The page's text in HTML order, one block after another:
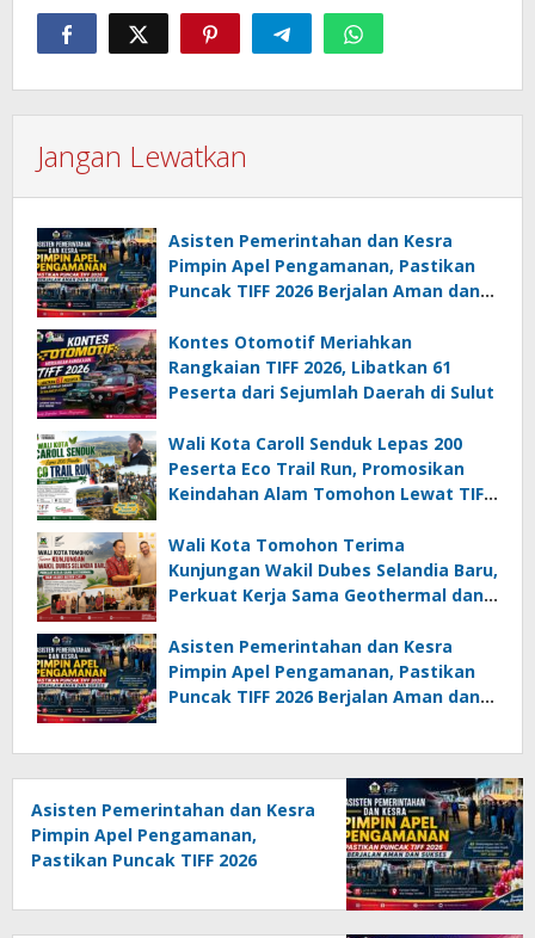
Jangan Lewatkan
Asisten Pemerintahan dan Kesra
Pimpin Apel Pengamanan, Pastikan
Puncak TIFF 2026 Berjalan Aman dan
Kontes Otomotif Meriahkan
Rangkaian TIFF 2026, Libatkan 61
Peserta dari Sejumlah Daerah di Sulut
Wali Kota Caroll Senduk Lepas 200
Peserta Eco Trail Run, Promosikan
Keindahan Alam Tomohon Lewat TIFF
Wali Kota Tomohon Terima
Kunjungan Wakil Dubes Selandia Baru,
Perkuat Kerja Sama Geothermal dan
Asisten Pemerintahan dan Kesra
Pimpin Apel Pengamanan, Pastikan
Puncak TIFF 2026 Berjalan Aman dan
Asisten Pemerintahan dan Kesra
Pimpin Apel Pengamanan,
Pastikan Puncak TIFF 2026